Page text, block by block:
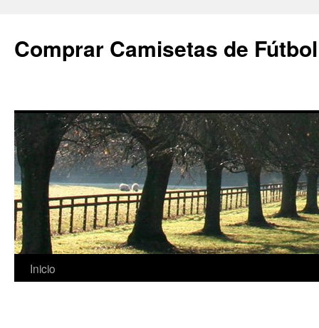
Comprar Camisetas de
Saltar
Inicio